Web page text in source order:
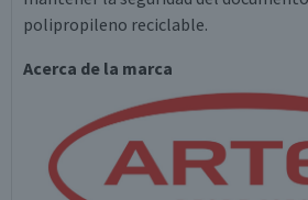
polipropileno reciclable.
Acerca de la marca